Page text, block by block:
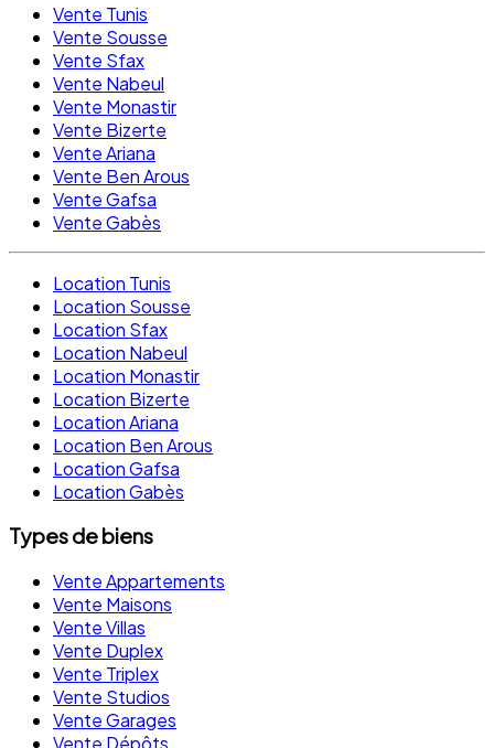
Vente Tunis
Vente Sousse
Vente Sfax
Vente Nabeul
Vente Monastir
Vente Bizerte
Vente Ariana
Vente Ben Arous
Vente Gafsa
Vente Gabès
Location Tunis
Location Sousse
Location Sfax
Location Nabeul
Location Monastir
Location Bizerte
Location Ariana
Location Ben Arous
Location Gafsa
Location Gabès
Types de biens
Vente Appartements
Vente Maisons
Vente Villas
Vente Duplex
Vente Triplex
Vente Studios
Vente Garages
Vente Dépôts